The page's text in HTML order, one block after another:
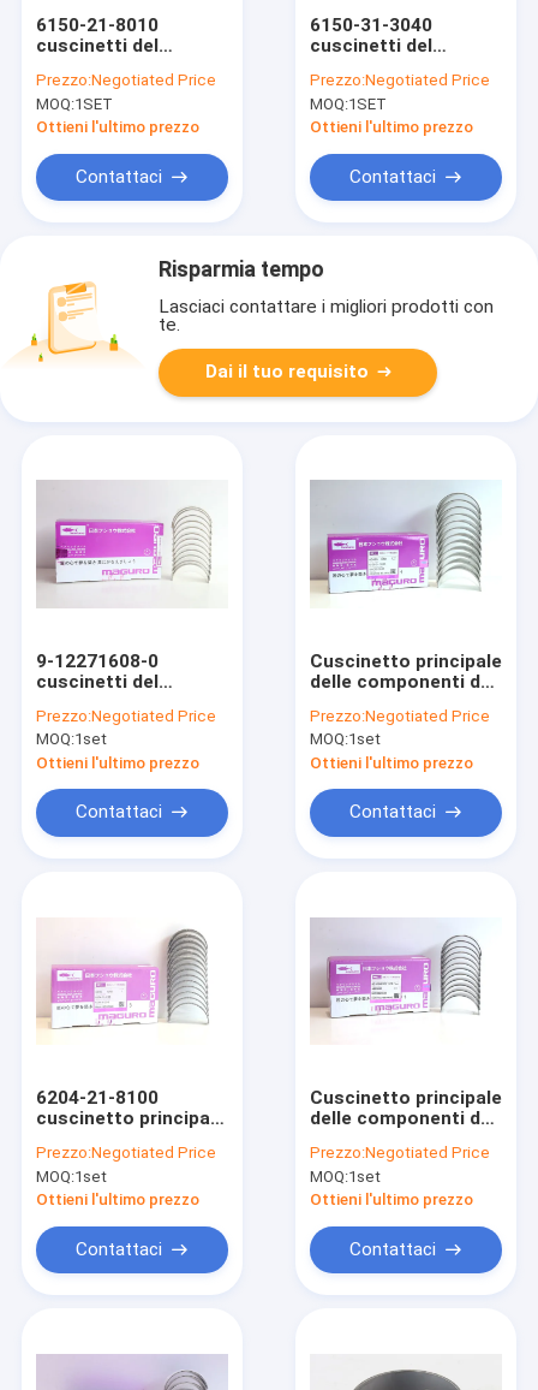
Prodotti
6150-21-8010
cuscinetti del
cuscinetto principale
del motore di
KOMATSU 6D125
Prezzo:Negotiated Price
MOQ:1SET
Ottieni l'ultimo prezzo
Contattaci
6150-31-3040
cuscinetti del
KOMATSU 6D125 che
sopporta la barretta
di raggiro
Prezzo:Negotiated Price
MOQ:1SET
Ottieni l'ultimo prezzo
Contattaci
Risparmia tempo
Lasciaci contattare i migliori prodotti con
te.
Dai il tuo requisito
9-12271608-0
cuscinetti del
ISUZU 6BD16BG1T
Prezzo:Negotiated Price
MOQ:1set
Ottieni l'ultimo prezzo
Contattaci
Cuscinetto principale
delle componenti del
KOMATSU 6D125
6150-31-3040
Prezzo:Negotiated Price
MOQ:1set
Ottieni l'ultimo prezzo
Contattaci
6204-21-8100
cuscinetto principale
KOMATSU 6D95
Prezzo:Negotiated Price
MOQ:1set
Ottieni l'ultimo prezzo
Contattaci
Cuscinetto principale
delle componenti del
KOMATSU 6D102
6D107 4893693
Prezzo:Negotiated Price
MOQ:1set
Ottieni l'ultimo prezzo
Contattaci